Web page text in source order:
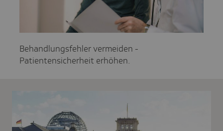
Behandlungsfehler vermeiden -
Patientensicherheit erhöhen.